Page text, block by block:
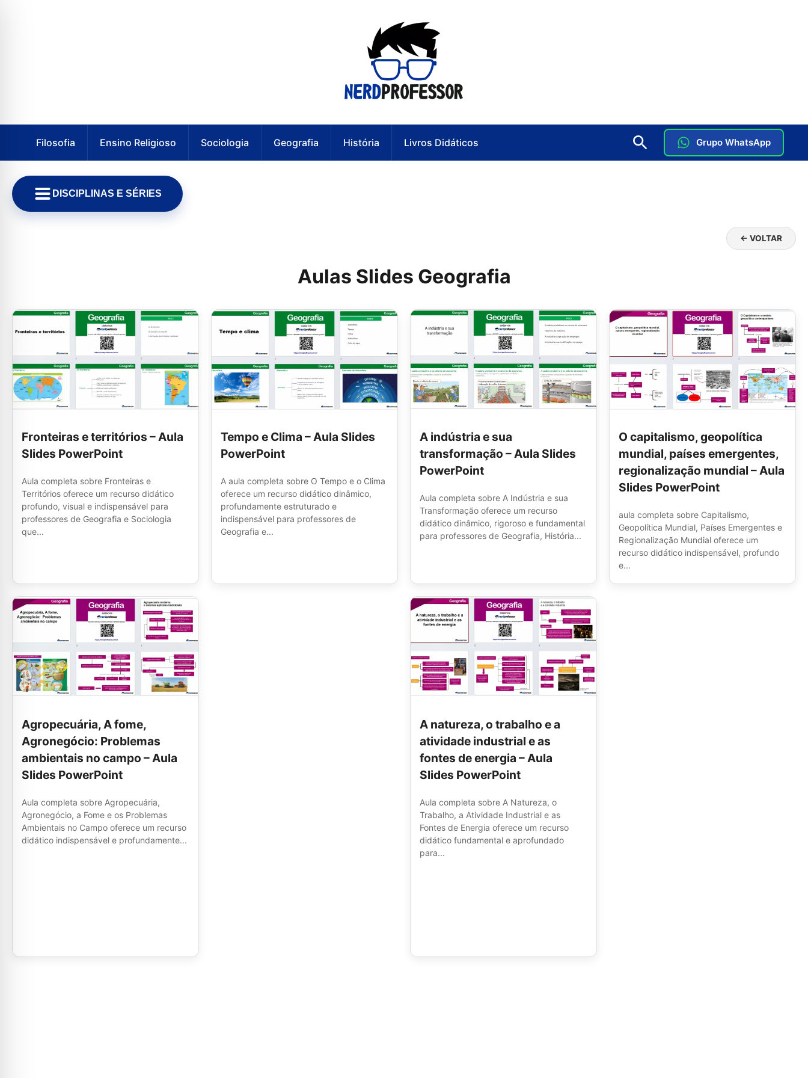
Filosofia Ensino Religioso Sociologia Geografia História Livros Didáticos Grupo WhatsApp
DISCIPLINAS E SÉRIES
← VOLTAR
Aulas Slides Geografia
Fronteiras e territórios – Aula
Slides PowerPoint
Aula completa sobre Fronteiras e
Territórios oferece um recurso didático
profundo, visual e indispensável para
professores de Geografia e Sociologia
que...
Tempo e Clima – Aula Slides
PowerPoint
A aula completa sobre O Tempo e o Clima
oferece um recurso didático dinâmico,
profundamente estruturado e
indispensável para professores de
Geografia e...
A indústria e sua
transformação – Aula Slides
PowerPoint
Aula completa sobre A Indústria e sua
Transformação oferece um recurso
didático dinâmico, rigoroso e fundamental
para professores de Geografia, História...
O capitalismo, geopolítica
mundial, países emergentes,
regionalização mundial – Aula
Slides PowerPoint
aula completa sobre Capitalismo,
Geopolítica Mundial, Países Emergentes e
Regionalização Mundial oferece um
recurso didático indispensável, profundo
e...
Agropecuária, A fome,
Agronegócio: Problemas
ambientais no campo – Aula
Slides PowerPoint
Aula completa sobre Agropecuária,
Agronegócio, a Fome e os Problemas
Ambientais no Campo oferece um recurso
didático indispensável e profundamente...
A natureza, o trabalho e a
atividade industrial e as
fontes de energia – Aula
Slides PowerPoint
Aula completa sobre A Natureza, o
Trabalho, a Atividade Industrial e as
Fontes de Energia oferece um recurso
didático fundamental e aprofundado
para...